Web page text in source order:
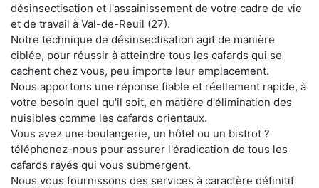
désinsectisation et l'assainissement de votre cadre de vie
et de travail à Val-de-Reuil (27).
Notre technique de désinsectisation agit de manière
ciblée, pour réussir à atteindre tous les cafards qui se
cachent chez vous, peu importe leur emplacement.
Nous apportons une réponse fiable et réellement rapide, à
votre besoin quel qu'il soit, en matière d'élimination des
nuisibles comme les cafards orientaux.
Vous avez une boulangerie, un hôtel ou un bistrot ?
téléphonez-nous pour assurer l'éradication de tous les
cafards rayés qui vous submergent.
Nous vous fournissons des services à caractère définitif